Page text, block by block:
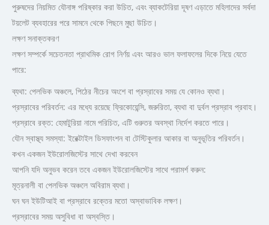
পুরুষদের নিয়মিত যৌনাঙ্গ পরিষ্কার করা উচিত, এবং ব্যাকটেরিয়া দূষণ এড়াতে মহিলাদের সর্বদা
টয়লেট ব্যবহারের পরে সামনে থেকে পিছনে মুছা উচিত।
লক্ষণ সনাক্তকরণ
লক্ষণ সম্পর্কে সচেতনতা প্রাথমিক রোগ নির্ণয় এবং আরও ভাল ফলাফলের দিকে নিয়ে যেতে
পারে:
ব্যথা: পেলভিক অঞ্চলে, পিঠের নীচের অংশে বা প্রস্রাবের সময় যে কোনও ব্যথা।
প্রস্রাবের পরিবর্তন: এর মধ্যে রয়েছে ফ্রিকোয়েন্সি, জরুরিতা, ব্যথা বা দুর্বল প্রস্রাব প্রবাহ।
প্রস্রাবে রক্ত: হেমাটুরিয়া নামে পরিচিত, এটি গুরুতর অবস্থা নির্দেশ করতে পারে।
যৌন স্বাস্থ্য সমস্যা: ইরেক্টাইল ডিসফাংশন বা টেস্টিকুলার আকার বা অনুভূতির পরিবর্তন।
কখন একজন ইউরোলজিস্টের সাথে দেখা করবেন
আপনি যদি অনুভব করেন তবে একজন ইউরোলজিস্টের সাথে পরামর্শ করুন:
মূত্রনালী বা পেলভিক অঞ্চলে অবিরাম ব্যথা।
ঘন ঘন ইউটিআই বা প্রস্রাবে রক্তের মতো অস্বাভাবিক লক্ষণ।
প্রস্রাবের সময় অসুবিধা বা অস্বস্তি।